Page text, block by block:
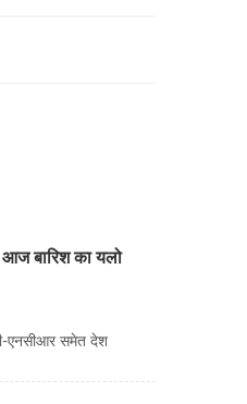
आज बारिश का यलो
एनसीआर समेत देश